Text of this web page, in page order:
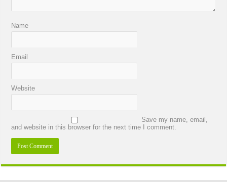
Name
Email
Website
Save my name, email,
and website in this browser for the next time I comment.